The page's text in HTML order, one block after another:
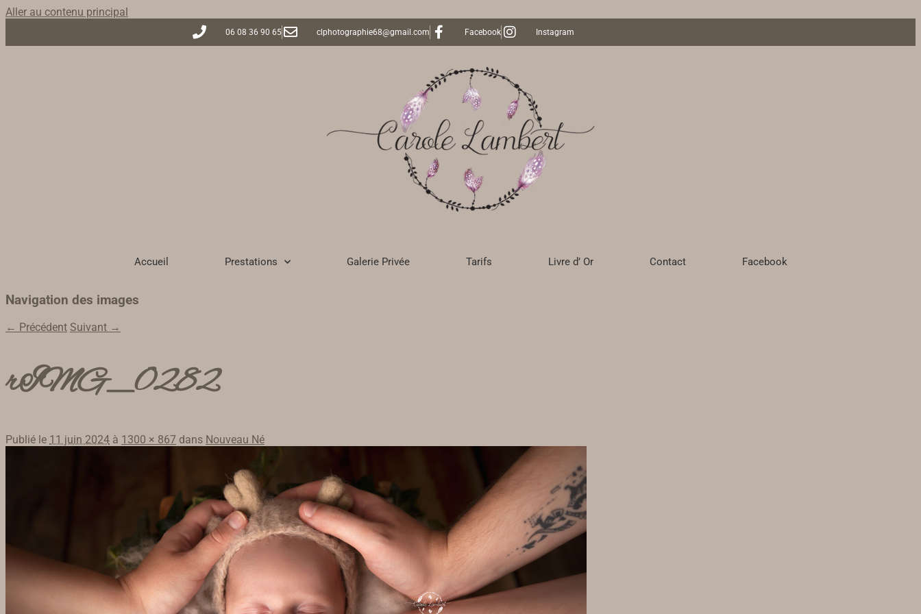
Aller au contenu principal
06 08 36 90 65 clphotographie68@gmail.com Facebook Instagram
Accueil Prestations Galerie Privée Tarifs Livre d’ Or Contact Facebook
Navigation des images
← Précédent Suivant →
rIMG_0282
Publié le 11 juin 2024 à 1300 × 867 dans Nouveau Né